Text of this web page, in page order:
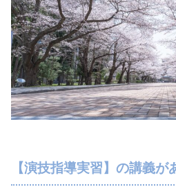
【演技指導実習】の講義が